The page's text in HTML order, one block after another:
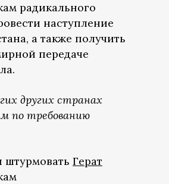
радикального
наступление
а также получить
передаче
других странах
по требованию
штурмовать Герат